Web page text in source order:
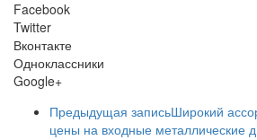
Facebook
Twitter
Вконтакте
Одноклассники
Google+
Предыдущая записьШирокий
цены на входные металлические